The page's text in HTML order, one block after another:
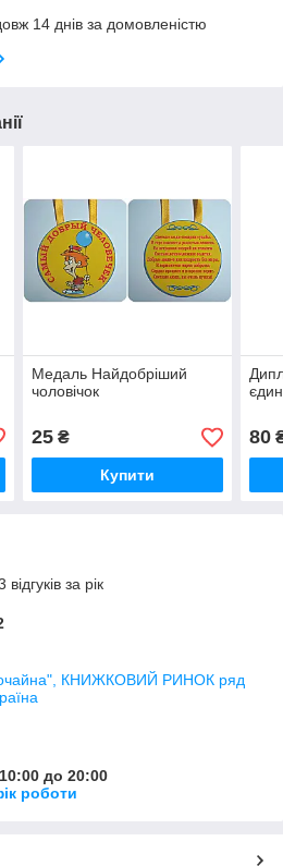
14 днів за домовленістю
Медаль Найдобріший
чоловічок
25₴
Купити
80
за рік
КНИЖКОВИЙ РИНОК ряд
до 20:00
роботи